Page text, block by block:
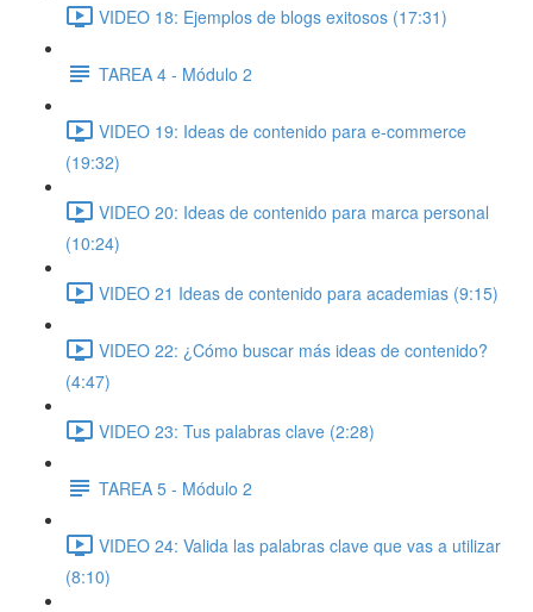
VIDEO 18: Ejemplos de blogs exitosos (17:31)
TAREA 4 - Módulo 2
VIDEO 19: Ideas de contenido para e-commerce
(19:32)
VIDEO 20: Ideas de contenido para marca personal
(10:24)
VIDEO 21 Ideas de contenido para academias (9:15)
VIDEO 22: ¿Cómo buscar más ideas de contenido?
(4:47)
VIDEO 23: Tus palabras clave (2:28)
TAREA 5 - Módulo 2
VIDEO 24: Valida las palabras clave que vas a utilizar
(8:10)